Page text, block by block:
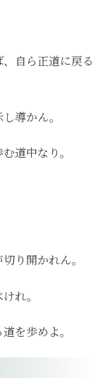
自ら正道に戻る
導かん。
道中なり。
り開かれん。
れ。
を歩めよ。